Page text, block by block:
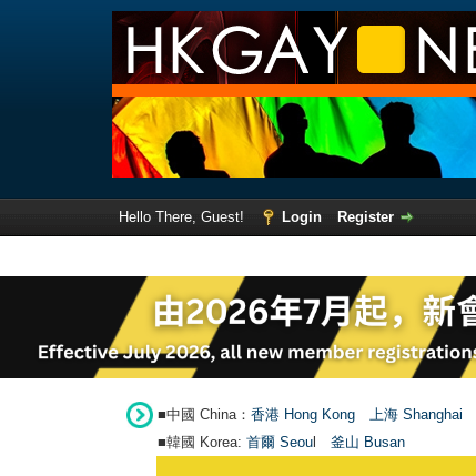
Hello There, Guest! Login
Register
■中國 China： 香港 Hong Kong 上海 Shanghai
■韓國 Korea: 首爾 Seou 釜山 Busan